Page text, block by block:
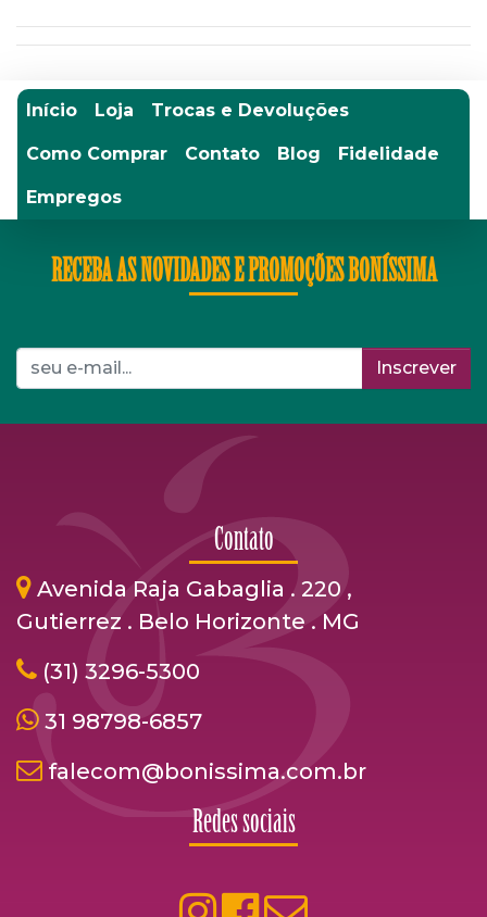
Início Loja Trocas e Devoluções
Como Comprar Contato Blog Fidelidade
Empregos
RECEBA AS NOVIDADES E PROMOÇÕES BONÍSSIMA
Inscrever
Contato
Avenida Raja Gabaglia . 220 ,
Gutierrez . Belo Horizonte . MG
(31) 3296-5300
31 98798-6857
falecom@bonissima.com.br
Redes sociais